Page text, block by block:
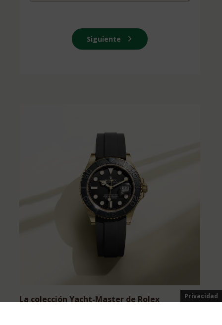
Siguiente
La colección Yacht-Master de Rolex Privacidad